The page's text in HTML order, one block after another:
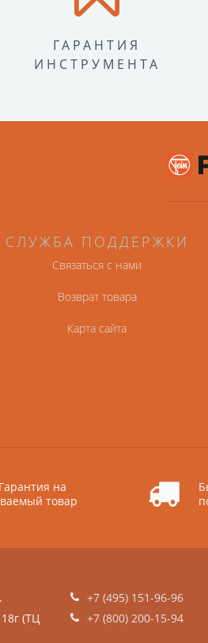
ГАРАНТИЯ
ИНСТРУМЕНТА
СЛУЖБА ПОДДЕРЖКИ
Связаться с нами
Возврат товара
Карта сайта
на
товар
(ТЦ
+7 (495) 151-96-96
+7 (800) 200-15-94